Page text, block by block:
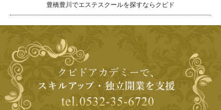
豊橋豊川でエステスクールを探すならクピド